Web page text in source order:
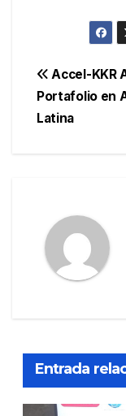
de
Accel-KKR
Portafolio en
Latina
Entrada